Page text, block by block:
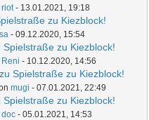
riot- 13.01.2021, 19:18
zu Kiezblock!
- 09.12.2020, 15:54
zu Kiezblock!
Reni - 10.12.2020, 14:56
Spielstraße zu Kiezblock!
mugi - 07.01.2021, 22:49
zu Kiezblock!
doc - 05.01.2021, 14:53